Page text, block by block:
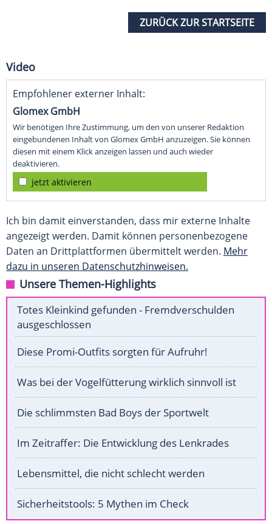
ZURÜCK ZUR STARTSEITE
Video
Empfohlener externer Inhalt:
Glomex GmbH
Wir benötigen Ihre Zustimmung, um den von unserer Redaktion
eingebundenen Inhalt von Glomex GmbH anzuzeigen. Sie können
diesen mit einem Klick anzeigen lassen und auch wieder
deaktivieren.
jetzt aktivieren
Ich bin damit einverstanden, dass mir externe Inhalte
angezeigt werden. Damit können personenbezogene
Daten an Drittplattformen übermittelt werden. Mehr
dazu in unseren Datenschutzhinweisen.
Unsere Themen-Highlights
Totes Kleinkind gefunden - Fremdverschulden
ausgeschlossen
Diese Promi-Outfits sorgten für Aufruhr!
Was bei der Vogelfütterung wirklich sinnvoll ist
Die schlimmsten Bad Boys der Sportwelt
Im Zeitraffer: Die Entwicklung des Lenkrades
Lebensmittel, die nicht schlecht werden
Sicherheitstools: 5 Mythen im Check